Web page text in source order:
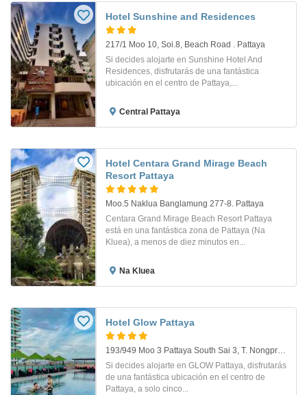
Hotel Sunshine and Residences
217/1 Moo 10, Soi.8, Beach Road . Pattaya
Si decides alojarte en Sunshine Hotel And
Residences, disfrutarás de una fantástica
ubicación en el centro de Pattaya,...
Central Pattaya
Hotel Centara Grand Mirage Beach
Resort Pattaya
Moo.5 Naklua Banglamung 277-8. Pattaya
Centara Grand Mirage Beach Resort Pattaya
está en una fantástica zona de Pattaya (Na
Kluea), a menos de diez minutos en...
Na Kluea
Hotel Glow Pattaya
193/949 Moo 3 Pattaya South Sai 3, T. Nongprue, A. Banglamung. Pattaya
Si decides alojarte en GLOW Pattaya, disfrutarás
de una fantástica ubicación en el centro de
Pattaya, a solo cinco...